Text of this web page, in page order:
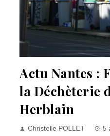
Actu Nantes :
la Déchèterie
Herblain
Christelle POLLET 5